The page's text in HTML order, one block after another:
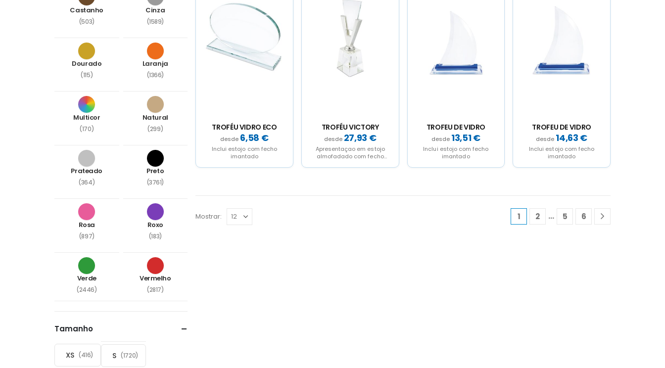
TROFÉU VIDRO ECO
6,58 €
Inclui estojo com fecho
imantado
TROFÉU VICTORY
27,93 €
Apresentaçao em estojo
almofadado com fecho
TROFEU DE VIDRO
13,51€
Inclui estojo com fecho
imantado
TROFEU DE VIDRO
14,63 €
Inclui estojo com fecho
imantado
Mostrar: 1 2 … 5 6
Castanho
(503)
Cinza
(1589)
Dourado
(115)
Laranja
(1366)
Multicor
(170)
Natural
(299)
Prateado
(364)
Preto
(3761)
Rosa
(897)
Roxo
(183)
Verde
(2446)
Vermelho
(2817)
Tamanho
XS (416) S (1720)